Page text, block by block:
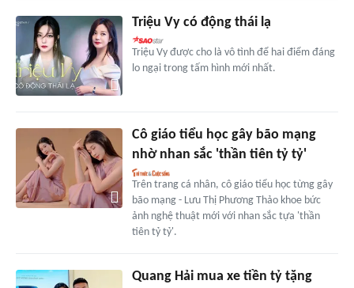
Triệu Vy có động thái lạ
Triệu Vy được cho là vô tình để hai điểm đáng
lo ngại trong tấm hình mới nhất.
Cô giáo tiểu học gây bão mạng
nhờ nhan sắc 'thần tiên tỷ tỷ'
Trên trang cá nhân, cô giáo tiểu học từng gây
bão mạng - Lưu Thị Phương Thảo khoe bức
ảnh nghệ thuật mới với nhan sắc tựa 'thần
tiên tỷ tỷ'.
Quang Hải mua xe tiền tỷ tặng